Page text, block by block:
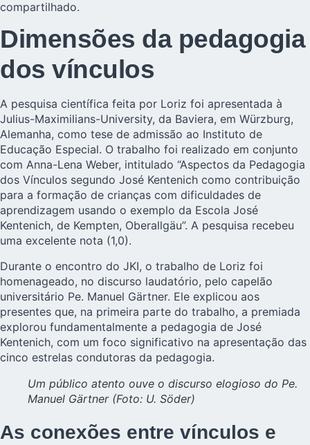
compartilhado.
Dimensões da pedagogia
dos vínculos
A pesquisa científica feita por Loriz foi apresentada à
Julius-Maximilians-University, da Baviera, em Würzburg,
Alemanha, como tese de admissão ao Instituto de
Educação Especial. O trabalho foi realizado em conjunto
com Anna-Lena Weber, intitulado “Aspectos da Pedagogia
dos Vínculos segundo José Kentenich como contribuição
para a formação de crianças com dificuldades de
aprendizagem usando o exemplo da Escola José
Kentenich, de Kempten, Oberallgäu”. A pesquisa recebeu
uma excelente nota (1,0).
Durante o encontro do JKI, o trabalho de Loriz foi
homenageado, no discurso laudatório, pelo capelão
universitário Pe. Manuel Gärtner. Ele explicou aos
presentes que, na primeira parte do trabalho, a premiada
explorou fundamentalmente a pedagogia de José
Kentenich, com um foco significativo na apresentação das
cinco estrelas condutoras da pedagogia.
Um público atento ouve o discurso elogioso do Pe.
Manuel Gärtner (Foto: U. Söder)
As conexões entre vínculos e